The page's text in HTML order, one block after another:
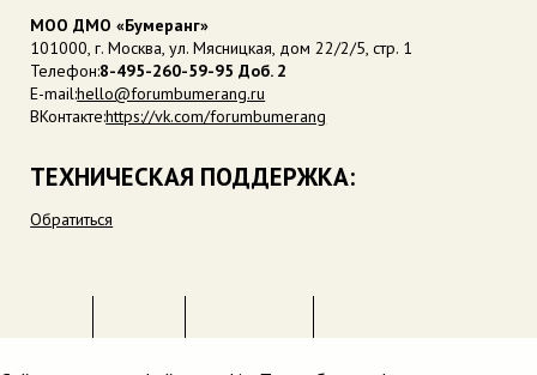
МОО ДМО «Бумеранг»
101000, г. Москва, ул. Мясницкая, дом 22/2/5, стр. 1
Телефон:8-495-260-59-95 Доб. 2
E-mail:hello@forumbumerang.ru
ВКонтакте:https://vk.com/forumbumerang
ТЕХНИЧЕСКАЯ ПОДДЕРЖКА:
Обратиться